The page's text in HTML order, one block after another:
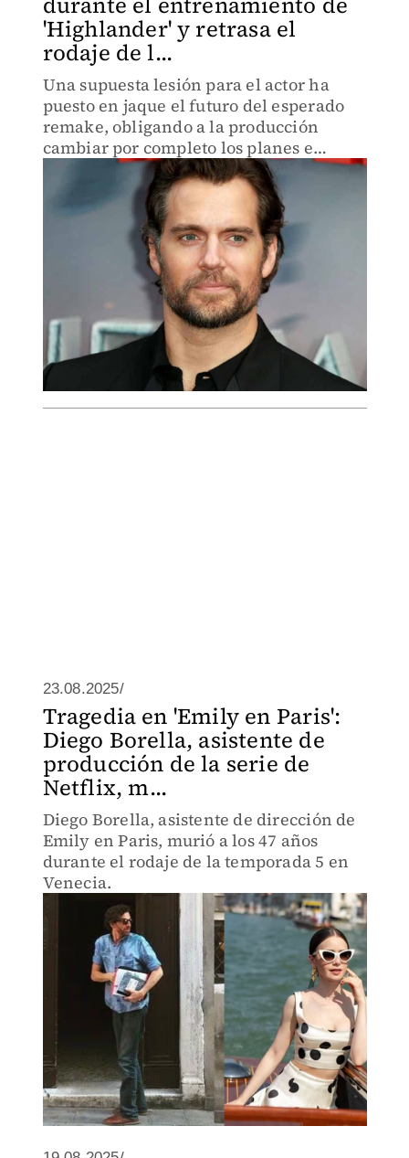
'Highlander' y retrasa el
rodaje de l...
Una supuesta lesión para el actor ha
puesto en jaque el futuro del esperado
remake, obligando a la producción
cambiar por completo los planes e
iniciar la filmación para 2026.
23.08.2025/
Tragedia en 'Emily en Paris':
Diego Borella, asistente de
producción de la serie de
Netflix, m...
Diego Borella, asistente de dirección de
Emily en Paris, murió a los 47 años
durante el rodaje de la temporada 5 en
Venecia.